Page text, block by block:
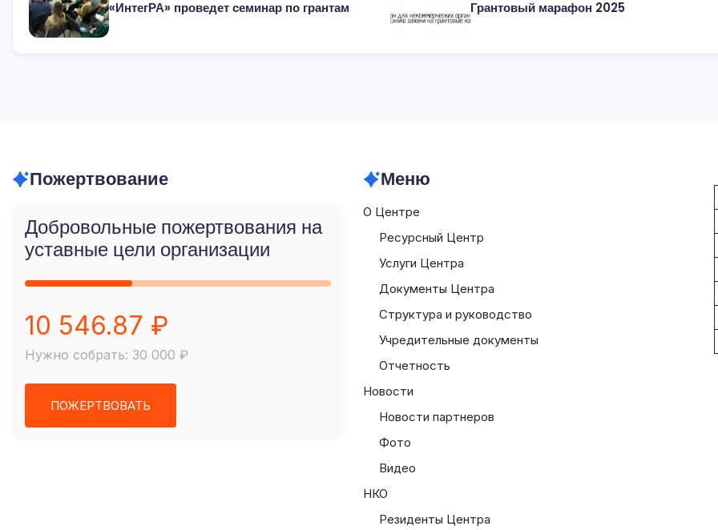
«ИнтегРА» проведет семинар по грантам Грантовый марафон 2025
Пожертвование
Добровольные пожертвования на
уставные цели организации
10 546.87 ₽
Нужно собрать: 30 000 ₽
ПОЖЕРТВОВАТЬ
Меню
О Центре
Ресурсный Центр
Услуги Центра
Документы Центра
Структура и руководство
Учредительные документы
Отчетность
Новости
Новости партнеров
Фото
Видео
НКО
Резиденты Центра